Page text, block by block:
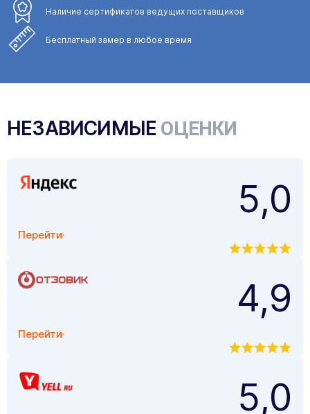
Наличие сертификатов ведущих поставщиков
Бесплатный замер в любое время
НЕЗАВИСИМЫЕ ОЦЕНКИ
Перейти
5,0
Перейти
4,9
5,0